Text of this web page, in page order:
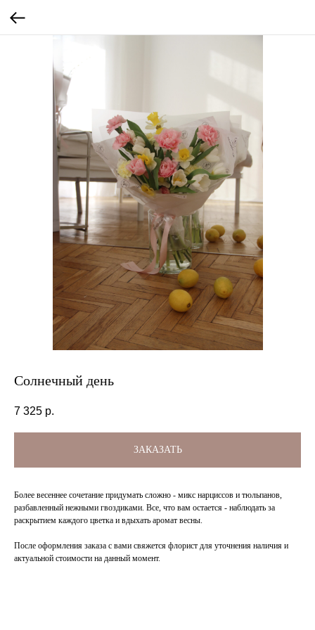
Солнечный день
7 325 р.
ЗАКАЗАТЬ
Более весеннее сочетание придумать сложно - микс нарциссов и тюльпанов,
разбавленный нежными гвоздиками. Все, что вам остается - наблюдать за
раскрытием каждого цветка и вдыхать аромат весны.
После оформления заказа с вами свяжется флорист для уточнения наличия и
актуальной стоимости на данный момент.